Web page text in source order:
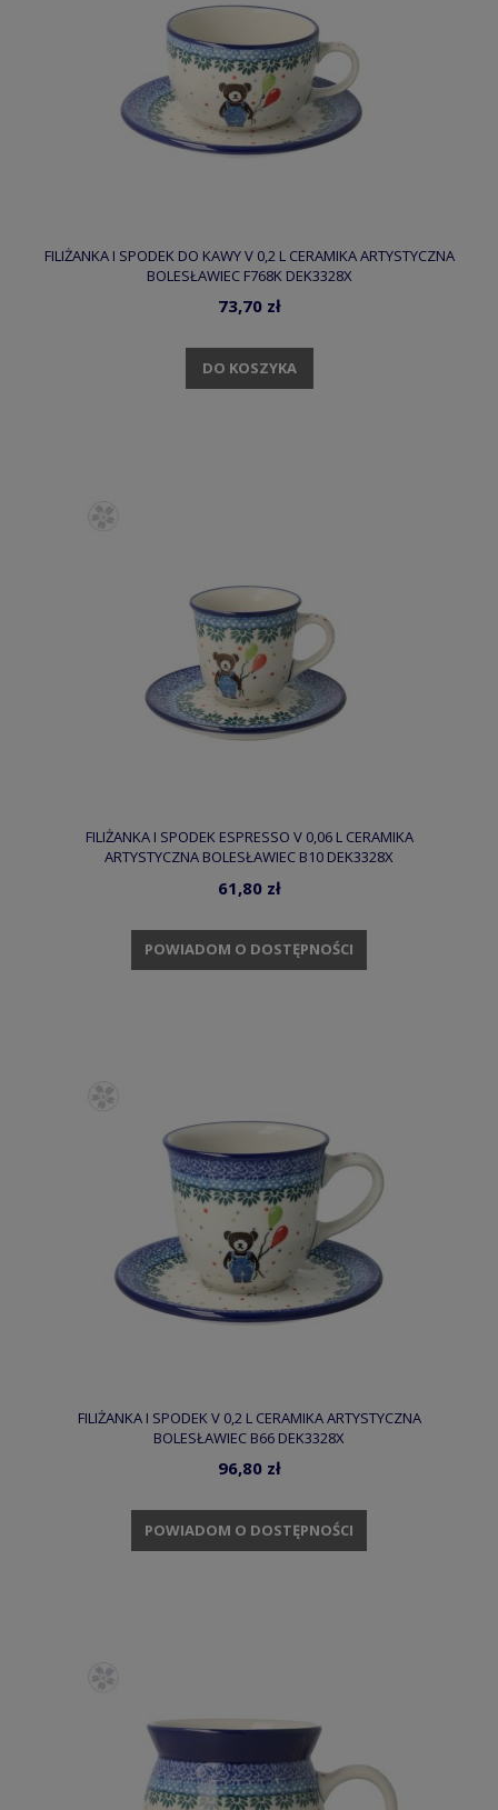
FILIŻANKA I SPODEK DO KAWY V 0,2 L CERAMIKA ARTYSTYCZNA
BOLESŁAWIEC F768K DEK3328X
73,70 zł
DO KOSZYKA
FILIŻANKA I SPODEK ESPRESSO V 0,06 L CERAMIKA
ARTYSTYCZNA BOLESŁAWIEC B10 DEK3328X
61,80 zł
POWIADOM O DOSTĘPNOŚCI
FILIŻANKA I SPODEK V 0,2 L CERAMIKA ARTYSTYCZNA
BOLESŁAWIEC B66 DEK3328X
96,80 zł
POWIADOM O DOSTĘPNOŚCI